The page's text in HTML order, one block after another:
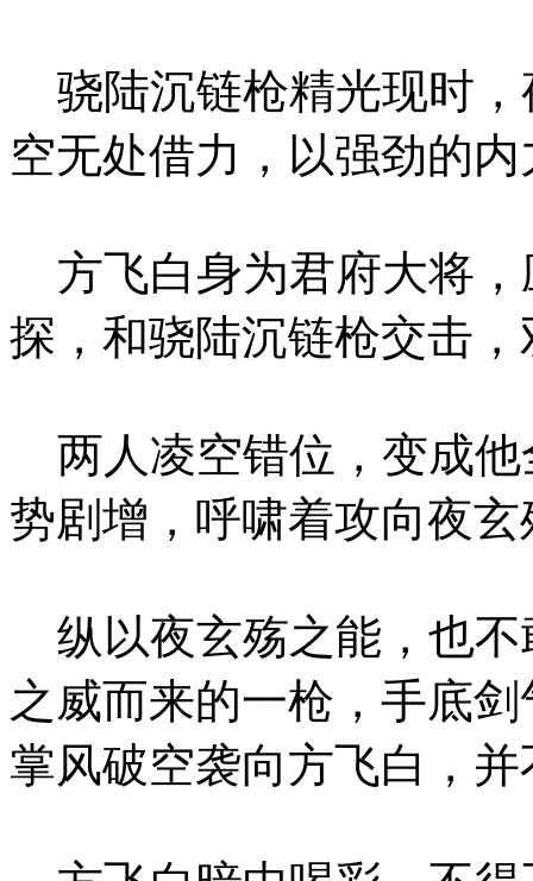
骁陆沉链枪精光现时，
空无处借力，以强劲的
方飞白身为君府大将，
探，和骁陆沉链枪交击
两人凌空错位，变成他
势剧增，呼啸着攻向夜玄
纵以夜玄殇之能，也不
之威而来的一枪，手底
掌风破空袭向方飞白，